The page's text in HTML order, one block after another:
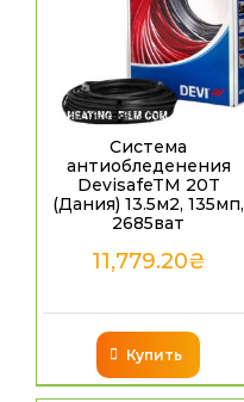
Система
антиобледенения
DevisafeTM 20T
(Дания) 13.5м2, 135мп,
2685ват
11,779.20₴
Купить